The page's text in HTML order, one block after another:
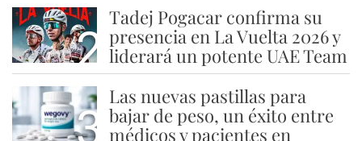
2
Tadej Pogacar confirma su
presencia en La Vuelta 2026 y
liderará un potente UAE Team
3
Las nuevas pastillas para
bajar de peso, un éxito entre
médicos y pacientes en